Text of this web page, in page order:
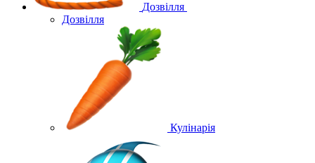
Дозвілля
Дозвілля
Кулінарія